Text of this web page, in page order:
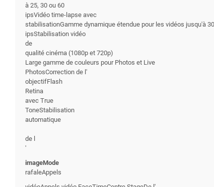
à 25, 30 ou 60
ipsVidéo time-lapse avec
stabilisationGamme dynamique étendue pour les vidéos jusqu'à 30
ipsStabilisation vidéo
de
qualité cinéma (1080p et 720p)
Large gamme de couleurs pour Photos et Live
PhotosCorrection de l'
objectifFlash
Retina
avec True
ToneStabilisation
automatique
de l
'
imageMode
rafaleAppels